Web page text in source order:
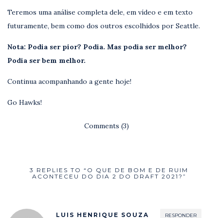
Teremos uma análise completa dele, em vídeo e em texto
futuramente, bem como dos outros escolhidos por Seattle.
Nota: Podia ser pior? Podia. Mas podia ser melhor?
Podia ser bem melhor.
Continua acompanhando a gente hoje!
Go Hawks!
Comments (3)
3 REPLIES TO “O QUE DE BOM E DE RUIM
ACONTECEU DO DIA 2 DO DRAFT 2021?”
LUIS HENRIQUE SOUZA RESPONDER